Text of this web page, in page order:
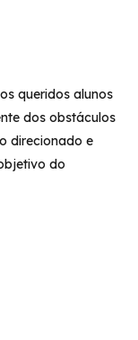
queridos alunos
dos obstáculos
direcionado e
do